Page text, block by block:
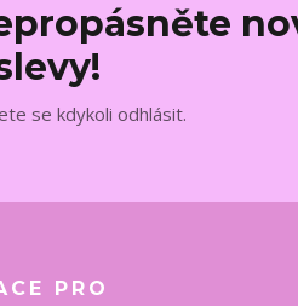
se kdykoli odhlásit.
PRO